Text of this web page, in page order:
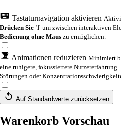
Tastaturnavigation aktivieren
Drücken Sie 'f' um zwischen interaktiven
Bedienung ohne Maus zu ermöglichen.
Animationen reduzieren Minimiert
eine ruhigere, fokussiertere
Störungen oder
Auf Standardwerte zurücksetzen
Warenkorb Vorschau